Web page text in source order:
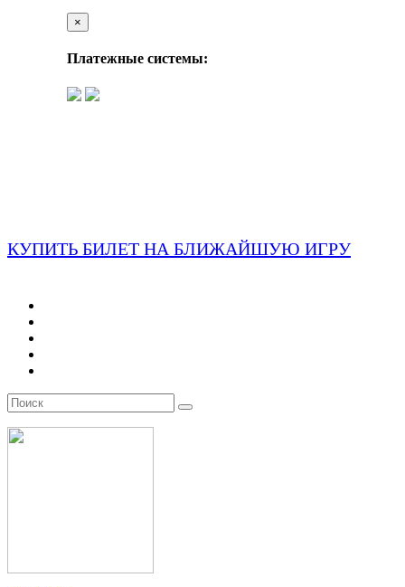
×
Платежные системы:
КУПИТЬ БИЛЕТ НА БЛИЖАЙШУЮ ИГРУ